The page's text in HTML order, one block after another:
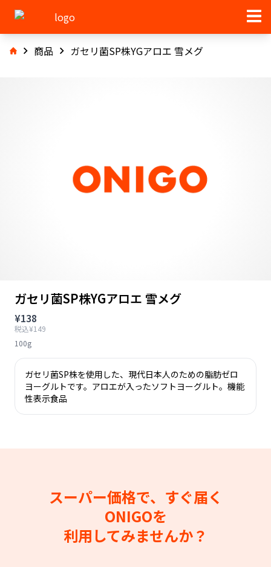
商品 ガセリ菌SP株YGアロエ 雪メグ
ガセリ菌SP株YGアロエ 雪メグ
¥138
税込¥149
100g
ガセリ菌SP株を使用した、現代日本人のための脂肪ゼロ
ヨーグルトです。アロエが入ったソフトヨーグルト。機能
性表示食品
スーパー価格で、すぐ届く
ONIGOを
利用してみませんか？